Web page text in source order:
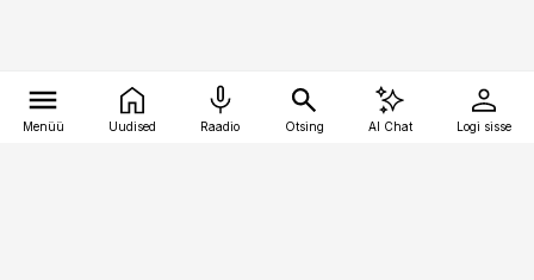
Menüü Uudised Raadio Otsing AI Chat Logi sisse